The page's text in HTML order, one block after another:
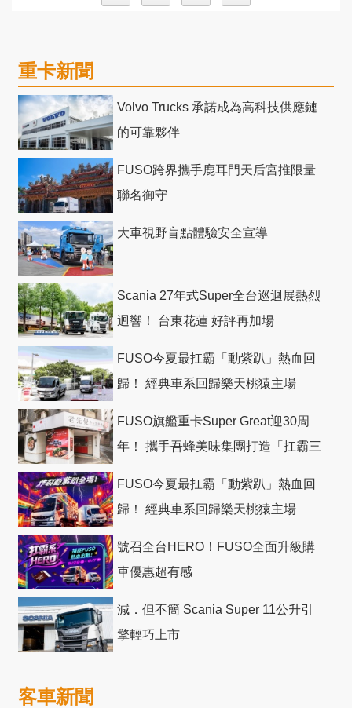
重卡新聞
Volvo Trucks 承諾成為高科技供應鏈
的可靠夥伴
FUSO跨界攜手鹿耳門天后宮推限量
聯名御守
大車視野盲點體驗安全宣導
Scania 27年式Super全台巡迴展熱烈
迴響！ 台東花蓮 好評再加場
FUSO今夏最扛霸「動紫趴」熱血回
歸！ 經典車系回歸樂天桃猿主場
FUSO旗艦重卡Super Great迎30周
年！ 攜手吾蜂美味集團打造「扛霸三
FUSO今夏最扛霸「動紫趴」熱血回
歸！ 經典車系回歸樂天桃猿主場
號召全台HERO！FUSO全面升級購
車優惠超有感
減．但不簡 Scania Super 11公升引
擎輕巧上市
客車新聞